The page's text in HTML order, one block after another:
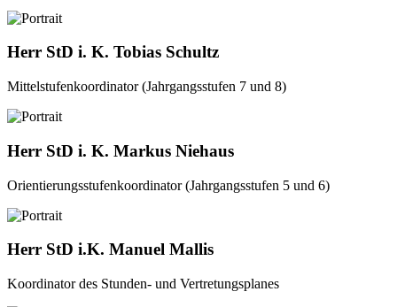
Herr StD i. K. Tobias Schultz
Mittelstufenkoordinator (Jahrgangsstufen 7 und 8)
Herr StD i. K. Markus Niehaus
Orientierungsstufenkoordinator (Jahrgangsstufen 5 und 6)
Herr StD i.K. Manuel Mallis
Koordinator des Stunden- und Vertretungsplanes